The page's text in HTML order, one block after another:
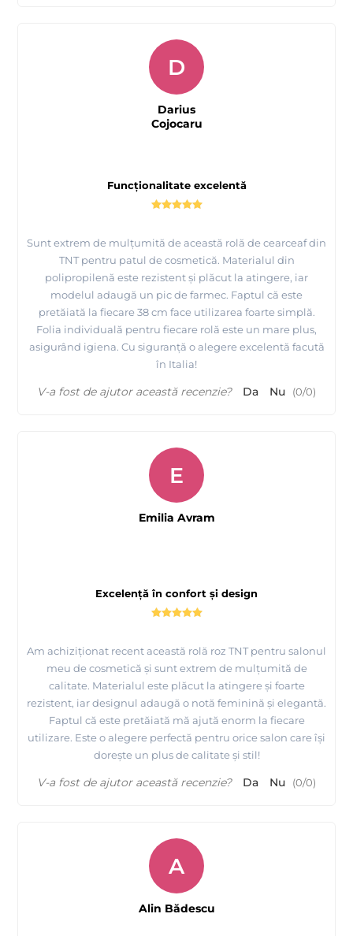
Funcționalitate excelentă
Sunt extrem de mulțumită de această rolă de cearceaf din
TNT pentru patul de cosmetică. Materialul din
polipropilenă este rezistent și plăcut la atingere, iar
modelul adaugă un pic de farmec. Faptul că este
pretăiată la fiecare 38 cm face utilizarea foarte simplă.
Folia individuală pentru fiecare rolă este un mare plus,
asigurând igiena. Cu siguranță o alegere excelentă facută
în Italia!
D
Darius
Cojocaru
V-a fost de ajutor această recenzie? Da Nu (0/0)
Excelență în confort și design
Am achiziționat recent această rolă roz TNT pentru salonul
meu de cosmetică și sunt extrem de mulțumită de
calitate. Materialul este plăcut la atingere și foarte
rezistent, iar designul adaugă o notă feminină și elegantă.
Faptul că este pretăiată mă ajută enorm la fiecare
utilizare. Este o alegere perfectă pentru orice salon care își
dorește un plus de calitate și stil!
E
Emilia Avram
V-a fost de ajutor această recenzie? Da Nu (0/0)
A
Alin Bădescu